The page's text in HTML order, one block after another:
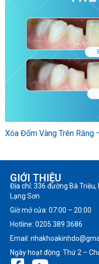
Xóa Đốm Vàng Trên Răng
GIỚI THIỆU
Địa chỉ: 336 đường Bà
Lạng Sơn
Giờ mở cửa: 07:00 – 20:00
Hotline: 0205 389 3686
Email:
Ngày hoạt động: Thứ 2 –